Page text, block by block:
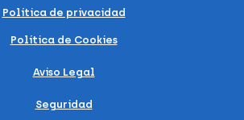
Política de privacidad
Política de Cookies
Aviso Legal
Seguridad